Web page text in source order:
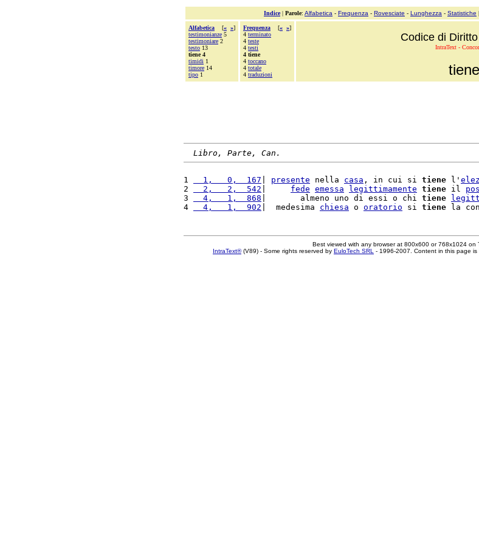
Indice| Parole: Alfabetica - Frequenza - Rovesciate - Lunghezza - Statistiche |
Alfabetica [« »]
testimonianze 5
testimoniare 2
testo 13
tiene 4
timidi 1
timore 14
tipo 1
Frequenza [« »]
4 terminato
4 teste
4 testi
4 tiene
4 toccano
4 totale
4 traduzioni
Codice di
IntraText -
tiene
Libro, Parte, Can.
1
  1,   0,  167
presente nella casa , in cui si tiene l'
2
  2,   2,  542
fede emessa legittimamente tiene il
3
  4,   1,  868
|       almeno uno di essi o chi tiene
4
  4,   1,  902
|  medesima chiesa o oratorio si tiene
Best viewed with any browser at 800x600 or 768x1024 on
IntraText®(V89) - Some rights reserved by EuloTech SRL - 1996-2007. Content in this page is